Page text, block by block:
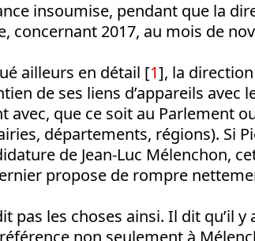
insoumise, pendant que la
concernant 2017, au mois de
ailleurs en détail [1], la
de ses liens d’appareils avec
avec, que ce soit au Parlement
départements, régions). Si
de Jean-Luc Mélenchon,
propose de rompre
pas les choses ainsi. Il dit qu’il y
non seulement à